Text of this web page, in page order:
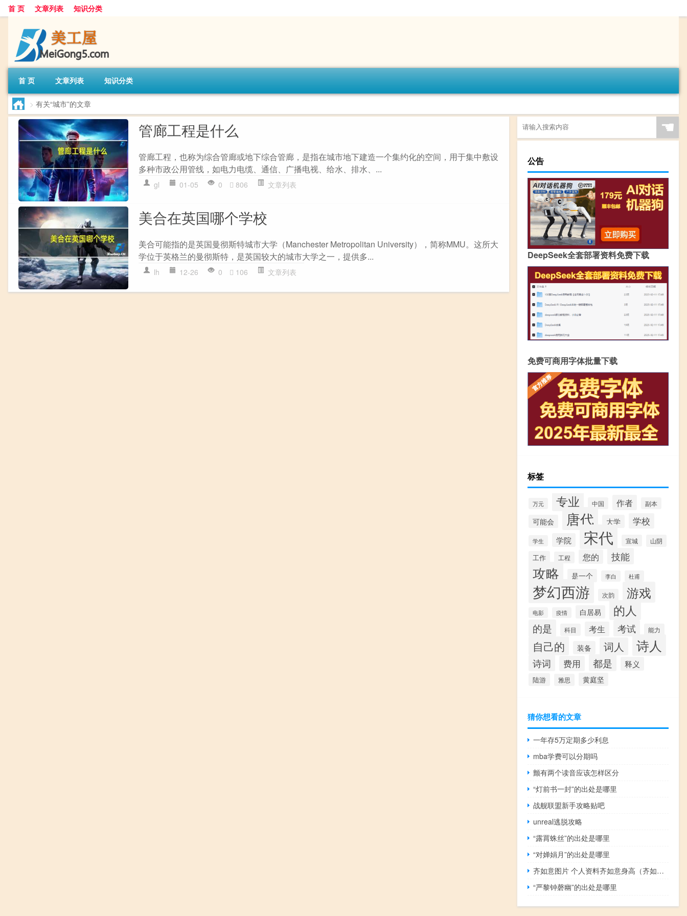
首 页 文章列表 知识分类
首 页 文章列表 知识分类
> 有关“城市”的文章
管廊工程是什么
管廊工程，也称为综合管廊或地下综合管廊，是指在城市地下建造一个集约化的空间，用于集中敷设
多种市政公用管线，如电力电缆、通信、广播电视、给水、排水、...
gl 01-05 0 806 文章列表
美合在英国哪个学校
美合可能指的是英国曼彻斯特城市大学（Manchester Metropolitan University），简称MMU。这所大
学位于英格兰的曼彻斯特，是英国较大的城市大学之一，提供多...
lh 12-26 0 106 文章列表
☚
公告
DeepSeek全套部署资料免费下载
免费可商用字体批量下载
标签
万元 专业 中国 作者 副本
可能会 唐代 大学 学校
学生 学院 宋代 宣城 山阴
工作 工程 您的 技能
攻略 是一个 李白 杜甫
梦幻西游 次韵 游戏
电影 疫情 白居易 的人
的是 科目 考生 考试 能力
自己的 装备 词人 诗人
诗词 费用 都是 释义
陆游 雅思 黄庭坚
猜你想看的文章
一年存5万定期多少利息
mba学费可以分期吗
颤有两个读音应该怎样区分
“灯前书一封”的出处是哪里
战舰联盟新手攻略贴吧
unreal逃脱攻略
“露罥蛛丝”的出处是哪里
“对婵娟月”的出处是哪里
齐如意图片 个人资料齐如意身高（齐如意身高）
“严黎钟磬幽”的出处是哪里